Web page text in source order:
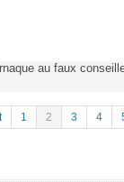
au faux
1 2 3 4